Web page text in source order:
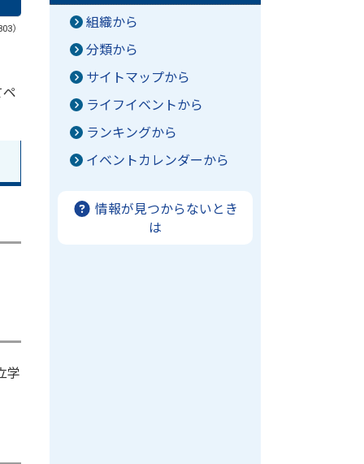
）
学
組織から
分類から
サイトマップから
ライフイベントから
ランキングから
イベントカレンダーから
情報が見つからないとき
は